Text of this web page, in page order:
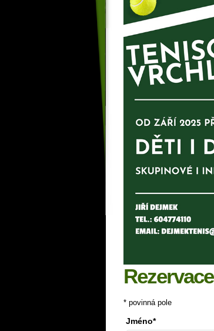
Rezervace
* povinná pole
Jméno*